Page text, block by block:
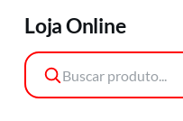
Loja Online